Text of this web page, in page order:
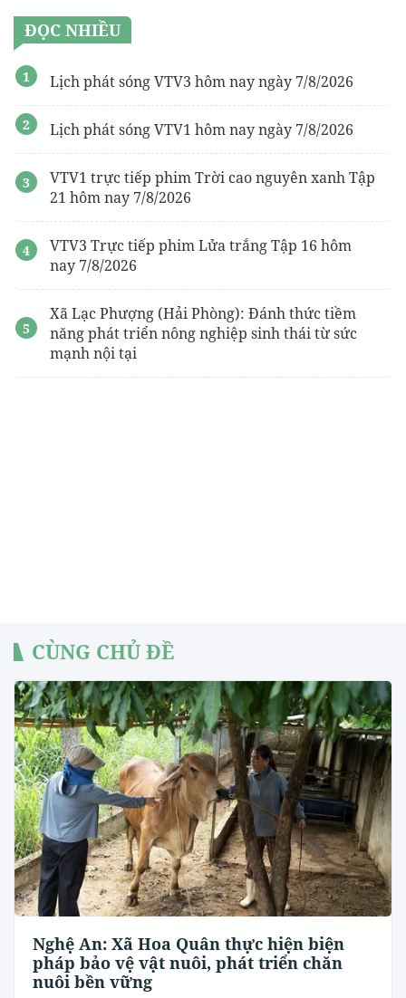
ĐỌC NHIỀU
Lịch phát sóng VTV3 hôm nay ngày 7/8/2026
Lịch phát sóng VTV1 hôm nay ngày 7/8/2026
VTV1 trực tiếp phim Trời cao nguyên xanh Tập
21 hôm nay 7/8/2026
VTV3 Trực tiếp phim Lửa trắng Tập 16 hôm
nay 7/8/2026
Xã Lạc Phượng (Hải Phòng): Đánh thức tiềm
năng phát triển nông nghiệp sinh thái từ sức
mạnh nội tại
CÙNG CHỦ ĐỀ
Nghệ An: Xã Hoa Quân thực hiện biện
pháp bảo vệ vật nuôi, phát triển chăn
nuôi bền vững